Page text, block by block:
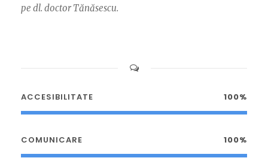
pe dl. doctor Tănăsescu.
ACCESIBILITATE 100%
COMUNICARE 100%